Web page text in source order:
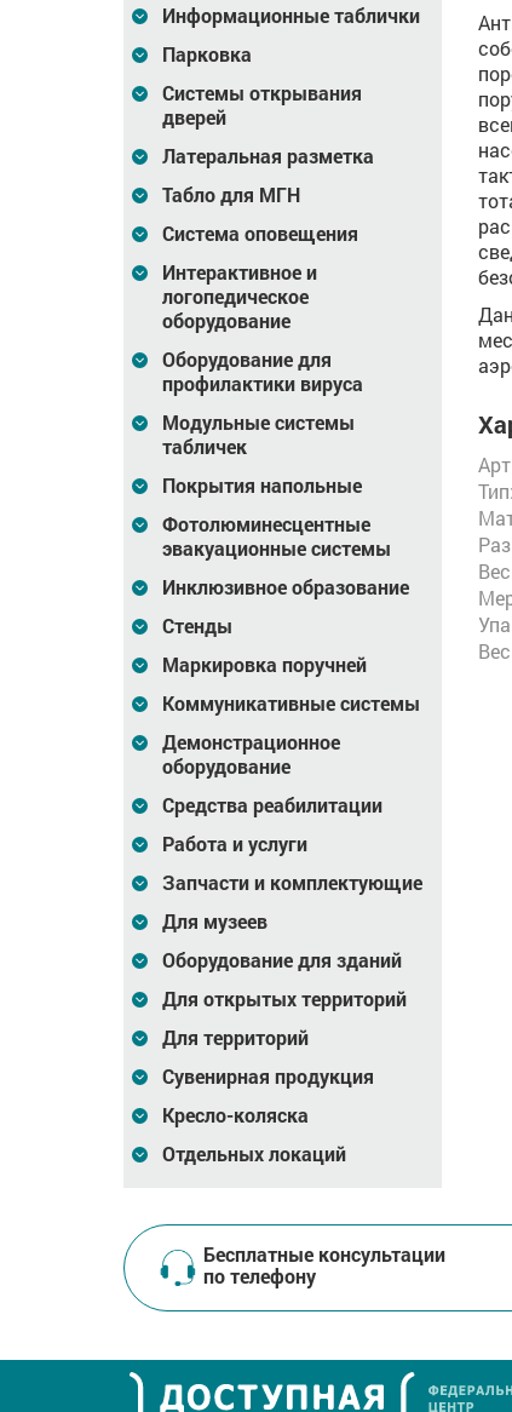
Информационные таблички
Парковка
Системы открывания
дверей
Латеральная разметка
Табло для МГН
Система оповещения
Интерактивное и
логопедическое
оборудование
Оборудование для
профилактики вируса
Модульные системы
табличек
Покрытия напольные
Фотолюминесцентные
эвакуационные системы
Инклюзивное образование
Стенды
Маркировка поручней
Коммуникативные системы
Демонстрационное
оборудование
Средства реабилитации
Работа и услуги
Запчасти и комплектующие
Для музеев
Оборудование для зданий
Для открытых территорий
Для территорий
Сувенирная продукция
Кресло-коляска
Отдельных локаций
Тип:
Бесплатные консультации
по телефону